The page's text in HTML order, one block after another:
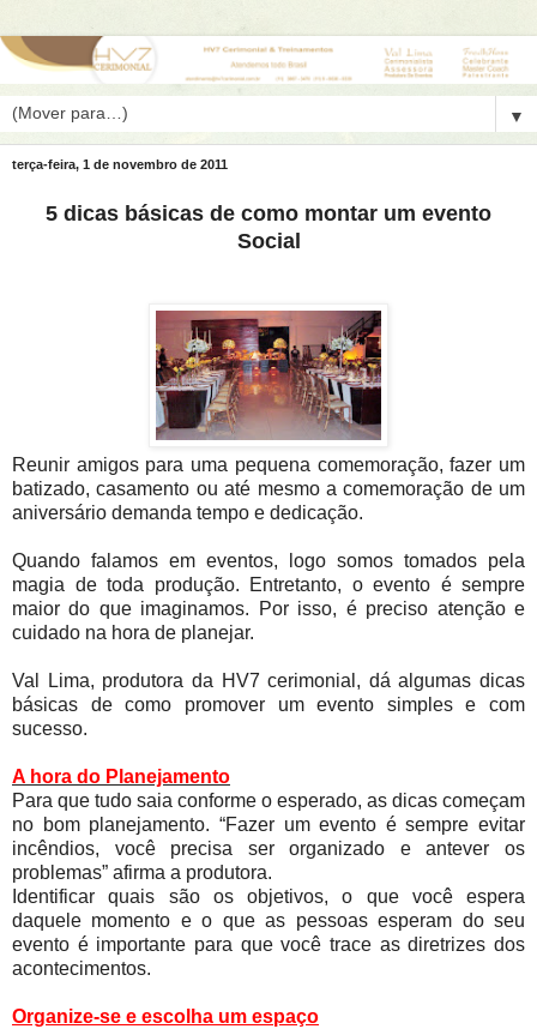
▼
terça-feira, 1 de novembro de 2011
5 dicas básicas de como montar um evento
Social
Reunir amigos para uma pequena comemoração, fazer um
batizado, casamento ou até mesmo a comemoração de um
aniversário demanda tempo e dedicação.
Quando falamos em eventos, logo somos tomados pela
magia de toda produção. Entretanto, o evento é sempre
maior do que imaginamos. Por isso, é preciso atenção e
cuidado na hora de planejar.
Val Lima, produtora da HV7 cerimonial, dá algumas dicas
básicas de como promover um evento simples e com
sucesso.
A hora do Planejamento
Para que tudo saia conforme o esperado, as dicas começam
no bom planejamento. “Fazer um evento é sempre evitar
incêndios, você precisa ser organizado e antever os
problemas” afirma a produtora.
Identificar quais são os objetivos, o que você espera
daquele momento e o que as pessoas esperam do seu
evento é importante para que você trace as diretrizes dos
acontecimentos.
Organize-se e escolha um espaço